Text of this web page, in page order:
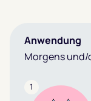
Anwendung
Morgens
1